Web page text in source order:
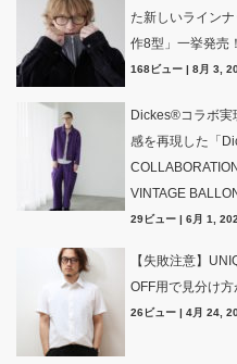
た新しいライン
作8型」一挙発売！
168ビュー | 8月 3,
Dickes®コラボ実
感を再現した「
VINTAGE
29ビュー | 6月 1,
【失敗注意】
OFF用で見分け方
26ビュー | 4月 24,